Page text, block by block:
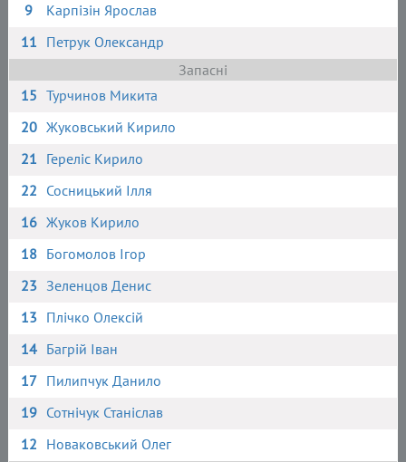
9
Карпізін Ярослав
11 Петрук Олександр
Запасні
15 Турчинов Микита
20 Жуковський Кирило
21 Гереліс Кирило
22 Сосницький Ілля
16 Жуков Кирило
18 Богомолов Ігор
23 Зеленцов Денис
13 Плічко Олексій
14 Багрій Іван
17 Пилипчук Данило
19 Сотнічук Станіслав
12 Новаковський Олег